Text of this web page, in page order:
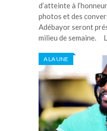
d’atteinte à
photos et des
Adébayor seront
milieu de semaine.
A LA UNE